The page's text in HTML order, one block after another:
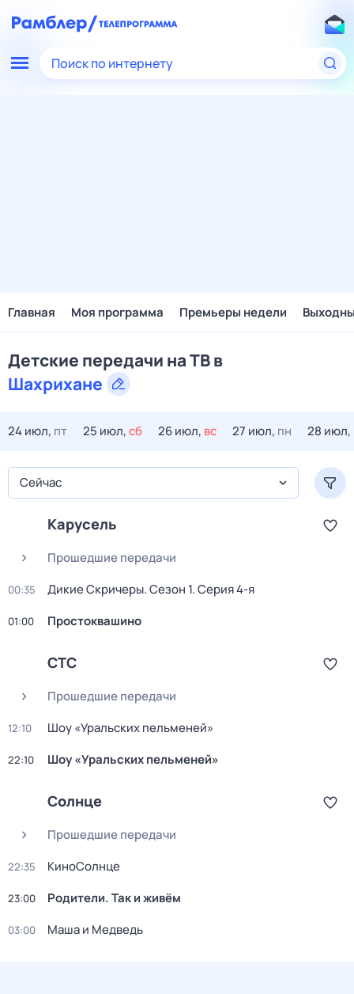
Поиск по интернету
Главная Моя программа Премьеры недели
Детские передачи на ТВ в
Шахрихане
24 июл, пт 25 июл,сб 26 июл, вс 27 июл, пн 28 июл,
Сейчас
Карусель
Прошедшие передачи
00:35 Дикие Скричеры. Сезон 1. Серия 4-я
01:00 Простоквашино
СТС
Прошедшие передачи
12:10 Шоy «Уральских пeльменей»
22:10 Шоy «Уральских пeльменей»
Солнце
Прошедшие передачи
22:35 КиноСолнце
23:00 Родители. Так и живём
03:00 Маша и Медведь